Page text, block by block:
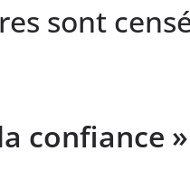
sont
confiance »